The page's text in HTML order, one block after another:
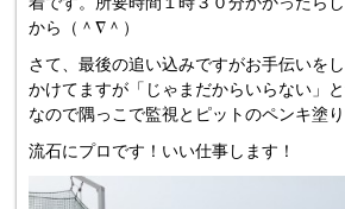
から（＾∇＾）
さて、最後の追い込みですがお手伝いを
かけてますが「じゃまだからいらない」
なので隅っこで監視とピットのペンキ塗り
流石にプロです！いい仕事します！